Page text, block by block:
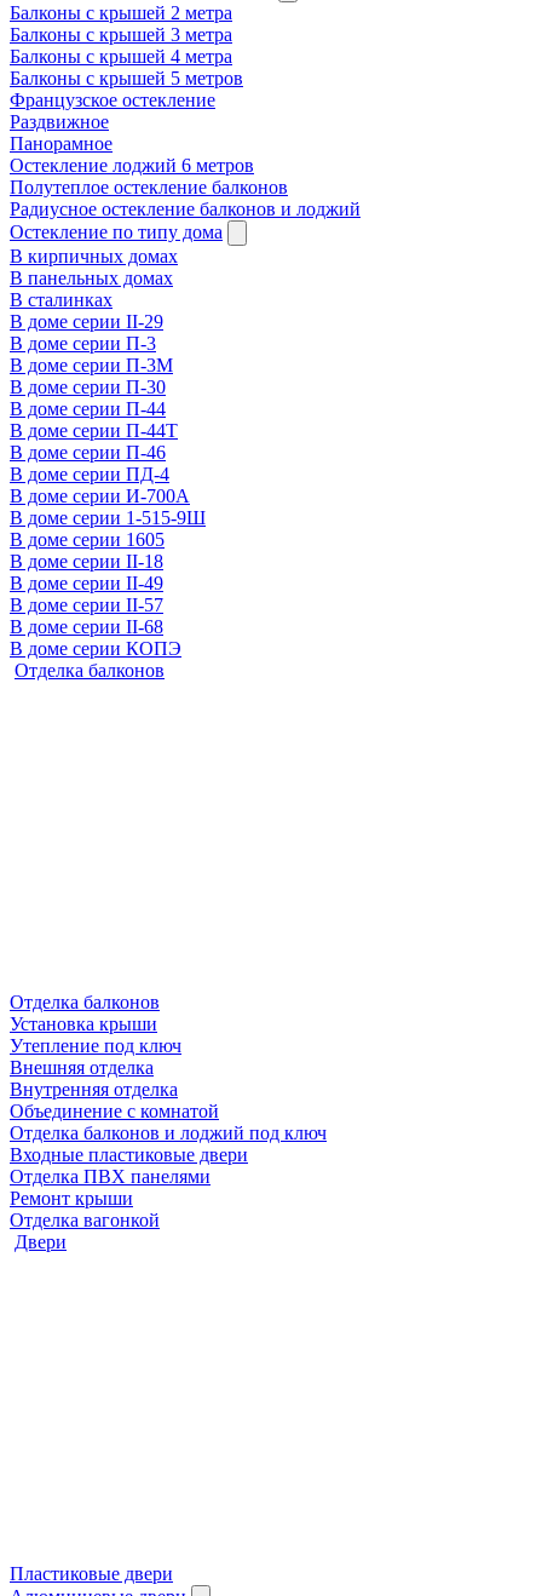
Балконы с крышей 2 метра
Балконы с крышей 3 метра
Балконы с крышей 4 метра
Балконы с крышей 5 метров
Французское остекление
Раздвижное
Панорамное
Остекление лоджий 6 метров
Полутеплое остекление балконов
Радиусное остекление балконов и лоджий
Остекление по типу дома
В кирпичных домах
В панельных домах
В сталинках
В доме серии II-29
В доме серии П-3
В доме серии П-3М
В доме серии П-30
В доме серии П-44
В доме серии П-44Т
В доме серии П-46
В доме серии ПД-4
В доме серии И-700А
В доме серии 1-515-9Ш
В доме серии 1605
В доме серии II-18
В доме серии II-49
В доме серии II-57
В доме серии II-68
В доме серии КОПЭ
Отделка балконов
Отделка балконов
Установка крыши
Утепление под ключ
Внешняя отделка
Внутренняя отделка
Объединение с комнатой
Отделка балконов и лоджий под ключ
Входные пластиковые двери
Отделка ПВХ панелями
Ремонт крыши
Отделка вагонкой
Двери
Пластиковые двери